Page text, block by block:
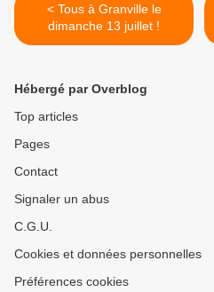
< Tous à Granville le
dimanche 13 juillet !
Hébergé par Overblog
Top articles
Pages
Contact
Signaler un abus
C.G.U.
Cookies et données personnelles
Préférences cookies